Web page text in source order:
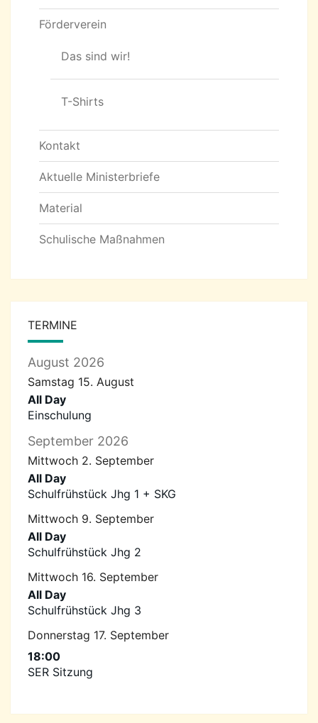
Förderverein
Das sind wir!
T-Shirts
Kontakt
Aktuelle Ministerbriefe
Material
Schulische Maßnahmen
TERMINE
August 2026
Samstag 15. August
All Day
Einschulung
September 2026
Mittwoch 2. September
All Day
Schulfrühstück Jhg 1 + SKG
Mittwoch 9. September
All Day
Schulfrühstück Jhg 2
Mittwoch 16. September
All Day
Schulfrühstück Jhg 3
Donnerstag 17. September
18:00
SER Sitzung